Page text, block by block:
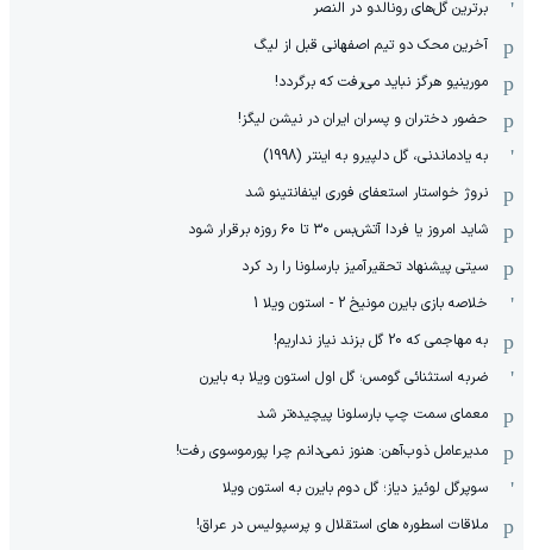
برترین گل‌های رونالدو در النصر
آخرین محک دو تیم اصفهانی قبل از لیگ
مورینیو هرگز نباید می‌رفت که برگردد!
حضور دختران و پسران ایران در نیشن لیگز!
به یادماندنی، گل دلپیرو به اینتر (1998)
نروژ خواستار استعفای فوری اینفانتینو شد
شاید امروز یا فردا آتش‌بس ۳۰ تا ۶۰ روزه برقرار شود
سیتی پیشنهاد تحقیرآمیز بارسلونا را رد کرد
خلاصه بازی بایرن مونیخ 2 - استون ویلا 1
به مهاجمی که 20 گل بزند نیاز نداریم!
ضربه استثنائی گومس؛ گل اول استون ویلا به بایرن
معمای سمت چپ بارسلونا پیچیده‌تر شد
مدیرعامل ذوب‌آهن: هنوز نمی‌دانم چرا پورموسوی رفت!
سوپرگل لوئیز دیاز؛ گل دوم بایرن به استون ویلا
ملاقات اسطوره های استقلال و پرسپولیس در عراق!